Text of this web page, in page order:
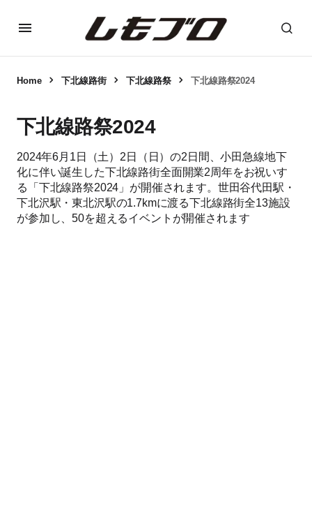
Home 下北線路街 下北線路祭 下北線路祭2024
下北線路祭2024
2024年6月1日（土）2日（日）の2日間、小田急線地下
化に伴い誕生した下北線路街全面開業2周年をお祝いす
る「下北線路祭2024」が開催されます。世田谷代田駅・
下北沢駅・東北沢駅の1.7kmに渡る下北線路街全13施設
が参加し、50を超えるイベントが開催されます